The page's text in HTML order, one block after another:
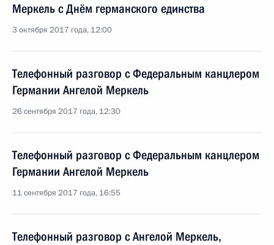
Меркель с Днём германского единства
3 октября 2017 года, 12:00
Телефонный разговор с Федеральным канцлером
Германии Ангелой Меркель
26 сентября 2017 года, 12:30
Телефонный разговор с Федеральным канцлером
Германии Ангелой Меркель
11 сентября 2017 года, 16:55
Телефонный разговор с Ангелой Меркель,